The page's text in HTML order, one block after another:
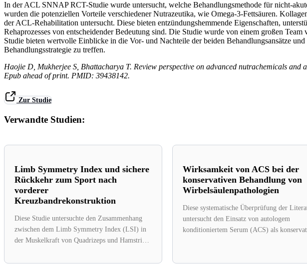
In der ACL SNNAP RCT-Studie wurde untersucht, welche Behandlungsmethode für nicht-
wurden die potenziellen Vorteile verschiedener Nutrazeutika, wie Omega-3-Fettsäuren.
der ACL-Rehabilitation untersucht. Diese bieten entzündungshemmende Eigenschaften,
Rehaprozesses von entscheidender Bedeutung sind. Die Studie wurde von einem großen
Studie bieten wertvolle Einblicke in die Vor- und Nachteile der beiden Behandlungsansätze
Behandlungsstrategie zu treffen.
Haojie D, Mukherjee S, Bhattacharya T. Review perspective on advanced nutrachemicals
Epub ahead of print. PMID: 39438142.
Zur Studie
Verwandte Studien:
Limb Symmetry Index und sichere
Rückkehr zum Sport nach
vorderer
Kreuzbandrekonstruktion
Diese Studie untersuchte den Zusammenhang
zwischen dem Limb Symmetry Index (LSI) in
der Muskelkraft von Quadrizeps und Hamstrings
Wirksamkeit von ACS bei der
konservativen Behandlung von
Wirbelsäulenpathologien
Diese systematische Überprüfung der
untersucht den Einsatz von autologem
konditioniertem Serum (ACS) als